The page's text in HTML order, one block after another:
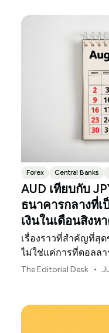
Forex Central Banks
AUD เทียบกับ
ธนาคารกลางที่
เงินในเดือนสิงห
เรื่องราวที่สำคัญที่สุ
ไม่ใช่แค่การที่ดอลลา
เยนของญี่ปุ่นอ่อนค่า
The Editorial Desk •